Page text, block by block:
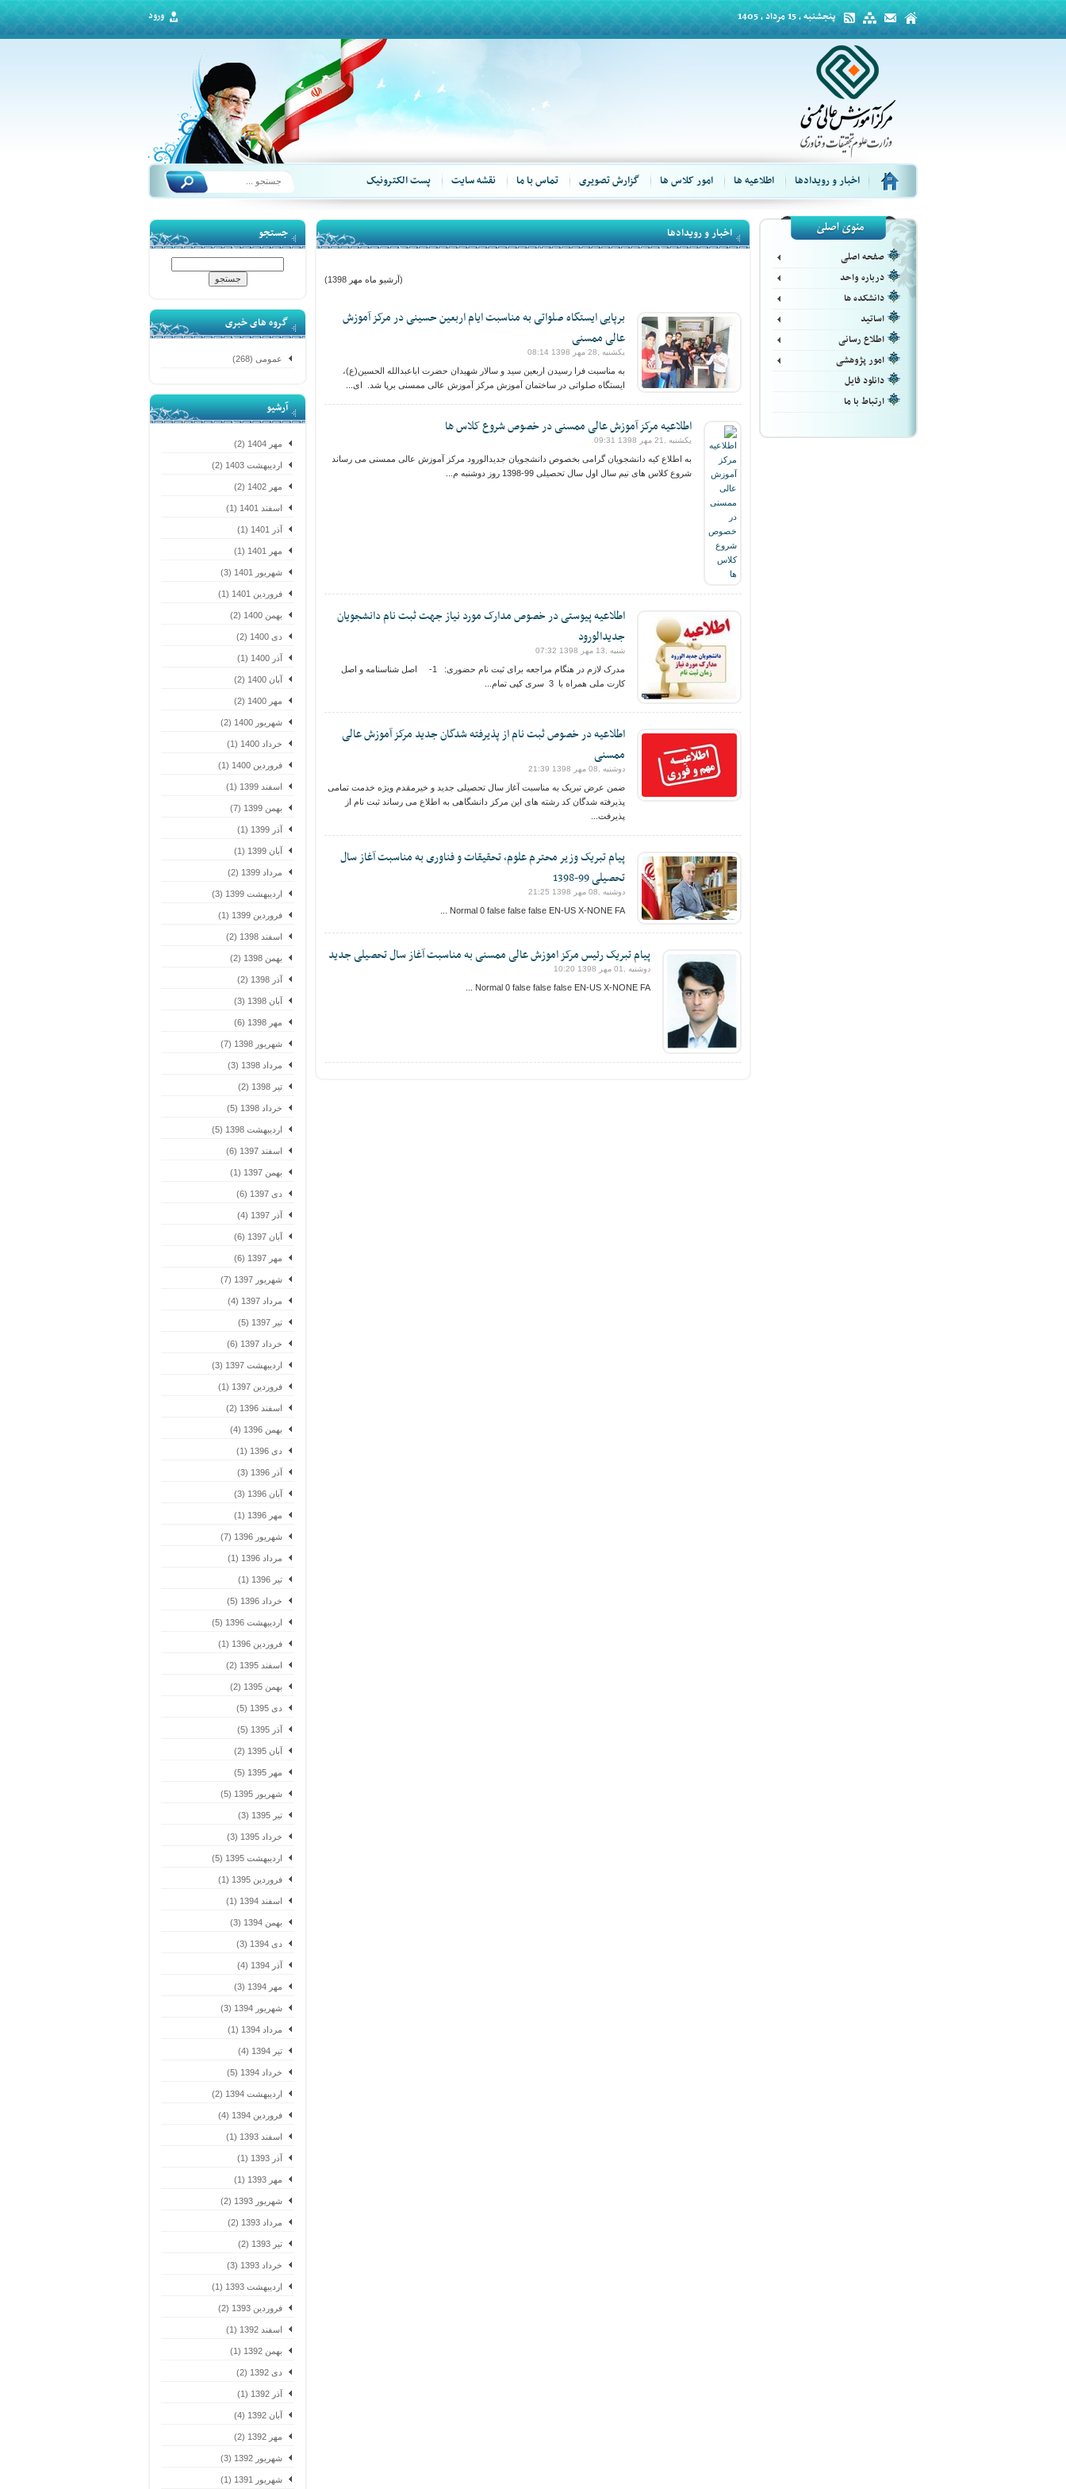
پنجشنبه ، 15 مرداد ، 1405 ورود
اخبار و رویدادها اطلاعیه ها امور کلاس ها گزارش تصویری تماس با ما نقشه سایت پست الکترونیک
جستجو
گروه های خبری
عمومی (268)
آرشیو
مهر 1404 (2)
اردیبهشت 1403 (2)
مهر 1402 (2)
اسفند 1401 (1)
آذر 1401 (1)
مهر 1401 (1)
شهریور 1401 (3)
فروردین 1401 (1)
بهمن 1400 (2)
دی 1400 (2)
آذر 1400 (1)
آبان 1400 (2)
مهر 1400 (2)
شهریور 1400 (2)
خرداد 1400 (1)
فروردین 1400 (1)
اسفند 1399 (1)
بهمن 1399 (7)
آذر 1399 (1)
آبان 1399 (1)
مرداد 1399 (2)
اردیبهشت 1399 (3)
فروردین 1399 (1)
اسفند 1398 (2)
بهمن 1398 (2)
آذر 1398 (2)
آبان 1398 (3)
مهر 1398 (6)
شهریور 1398 (7)
مرداد 1398 (3)
تیر 1398 (2)
خرداد 1398 (5)
اردیبهشت 1398 (5)
اسفند 1397 (6)
بهمن 1397 (1)
دی 1397 (6)
آذر 1397 (4)
آبان 1397 (6)
مهر 1397 (6)
شهریور 1397 (7)
مرداد 1397 (4)
تیر 1397 (5)
خرداد 1397 (6)
اردیبهشت 1397 (3)
فروردین 1397 (1)
اسفند 1396 (2)
بهمن 1396 (4)
دی 1396 (1)
آذر 1396 (3)
آبان 1396 (3)
مهر 1396 (1)
شهریور 1396 (7)
مرداد 1396 (1)
تیر 1396 (1)
خرداد 1396 (5)
اردیبهشت 1396 (5)
فروردین 1396 (1)
اسفند 1395 (2)
بهمن 1395 (2)
دی 1395 (5)
آذر 1395 (5)
آبان 1395 (2)
مهر 1395 (5)
شهریور 1395 (5)
تیر 1395 (3)
خرداد 1395 (3)
اردیبهشت 1395 (5)
فروردین 1395 (1)
اسفند 1394 (1)
بهمن 1394 (3)
دی 1394 (3)
آذر 1394 (4)
مهر 1394 (3)
شهریور 1394 (3)
مرداد 1394 (1)
تیر 1394 (4)
خرداد 1394 (5)
اردیبهشت 1394 (2)
فروردین 1394 (4)
اسفند 1393 (1)
آذر 1393 (1)
مهر 1393 (1)
شهریور 1393 (2)
مرداد 1393 (2)
تیر 1393 (2)
خرداد 1393 (3)
اردیبهشت 1393 (1)
فروردین 1393 (2)
اسفند 1392 (1)
بهمن 1392 (1)
دی 1392 (2)
آذر 1392 (1)
آبان 1392 (4)
مهر 1392 (2)
شهریور 1392 (3)
شهریور 1391 (1)
اخبار و رویدادها
(آرشیو ماه مهر 1398)
برپایی ایستگاه صلواتی به مناسبت ایام اربعین حسینی در مرکز آموزش
عالی ممسنی
یکشنبه ,28 مهر 1398 08:14
به مناسبت فرا رسیدن اربعین سید و سالار شهیدان حضرت اباعبدالله الحسین(ع)،
ایستگاه صلواتی در ساختمان آموزش مرکز آموزش عالی ممسنی برپا شد. ای...
اطلاعیه مرکز آموزش عالی ممسنی در خصوص شروع کلاس ها
یکشنبه ,21 مهر 1398 09:31
به اطلاع کیه دانشجویان گرامی بخصوص دانشجویان جدیدالورود مرکز آموزش عالی ممسنی می رساند
شروع کلاس های نیم سال اول سال تحصیلی 99-1398 روز دوشنبه م...
اطلاعیه پیوستی در خصوص مدارک مورد نیاز جهت ثبت نام دانشجویان
جدیدالورود
شنبه ,13 مهر 1398 07:32
مدرک لازم در هنگام مراجعه برای ثبت نام حضوری: 1- اصل شناسنامه و اصل
کارت ملی همراه با 3 سری کپی تمام...
اطلاعیه در خصوص ثبت نام از پذیرفته شدگان جدید مرکز آموزش عالی
ممسنی
دوشنبه ,08 مهر 1398 21:39
ضمن عرض تبریک به مناسبت آغاز سال تحصیلی جدید و خیرمقدم ویژه خدمت تمامی
پذیرفته شدگان کد رشته های این مرکز دانشگاهی به اطلاع می رساند ثبت نام از
پذیرفت...
پیام تبریک وزیر محترم علوم، تحقیقات و فناوری به مناسبت آغاز سال
تحصیلی 99-1398
دوشنبه ,08 مهر 1398 21:25
Normal 0 false false false EN-US X-NONE FA ...
پیام تبریک رئیس مرکز اموزش عالی ممسنی به مناسبت آغاز سال تحصیلی جدید
دوشنبه ,01 مهر 1398 10:20
Normal 0 false false false EN-US X-NONE FA ...
صفحه اصلی
درباره واحد
دانشکده ها
اساتید
اطلاع رسانی
امور پژوهشی
دانلود فایل
ارتباط با ما